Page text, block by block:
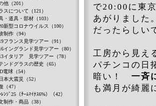
で20:00に東
あがりました
だったらしい
工房から見え
パチンコの日
暗い！ 一斉
も満月が綺麗
他（201）
スについて（121）
・道具・部材（103）
新型コロナウイルス（100）
制作（94）
フランス見学ツアー（91）
イングランド見学ツアー（80）
イタリア 見学ツアー（78）
ンドグラスの歴史（65）
電球（54）
本大震災（52）
（47）
ﾚﾝｼﾞ25（ﾁｰﾑﾏｲﾅｽ6%）（42）
制作・商品（38）